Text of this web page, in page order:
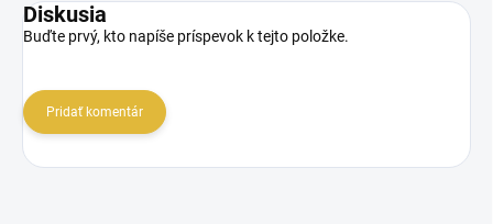
Diskusia
Buďte prvý, kto napíše príspevok k tejto položke.
Pridať komentár